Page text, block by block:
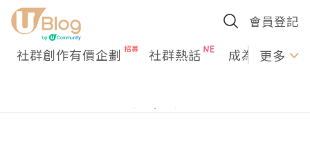
會員登記
社群創作有價企劃 社群熱話 成為U更多